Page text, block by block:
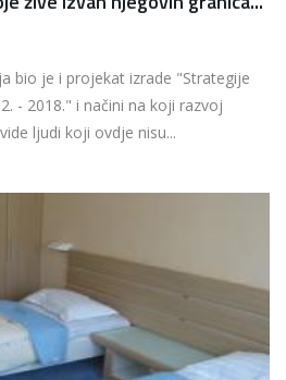
bio je i projekat izrade "Strategije
- 2018." i načini na koji razvoj
ljudi koji ovdje nisu...